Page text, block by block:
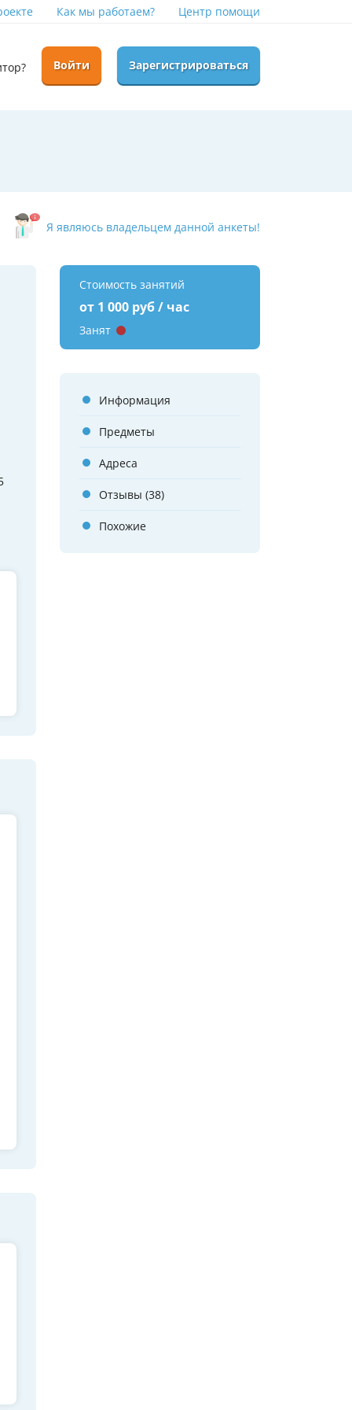
Как мы работаем? Центр помощи
Войти Зарегистрироваться
Я являюсь владельцем данной анкеты!
Стоимость занятий
от 1 000 руб / час
Занят
Информация
Предметы
Адреса
Отзывы (38)
Похожие